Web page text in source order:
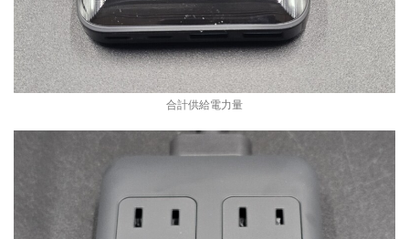
合計供給電力量